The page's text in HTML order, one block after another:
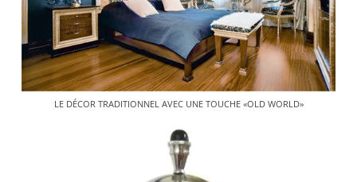
LE DÉCOR TRADITIONNEL AVEC UNE TOUCHE «OLD WORLD»